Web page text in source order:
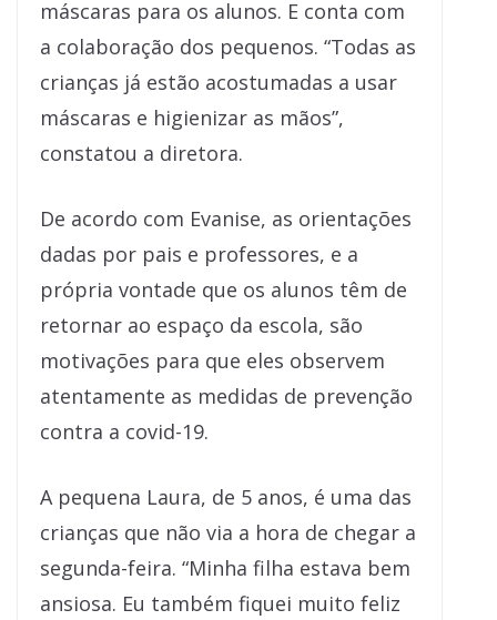
máscaras para os alunos. E conta com
a colaboração dos pequenos. “Todas as
crianças já estão acostumadas a usar
máscaras e higienizar as mãos”,
constatou a diretora.
De acordo com Evanise, as orientações
dadas por pais e professores, e a
própria vontade que os alunos têm de
retornar ao espaço da escola, são
motivações para que eles observem
atentamente as medidas de prevenção
contra a covid-19.
A pequena Laura, de 5 anos, é uma das
crianças que não via a hora de chegar a
segunda-feira. “Minha filha estava bem
ansiosa. Eu também fiquei muito feliz